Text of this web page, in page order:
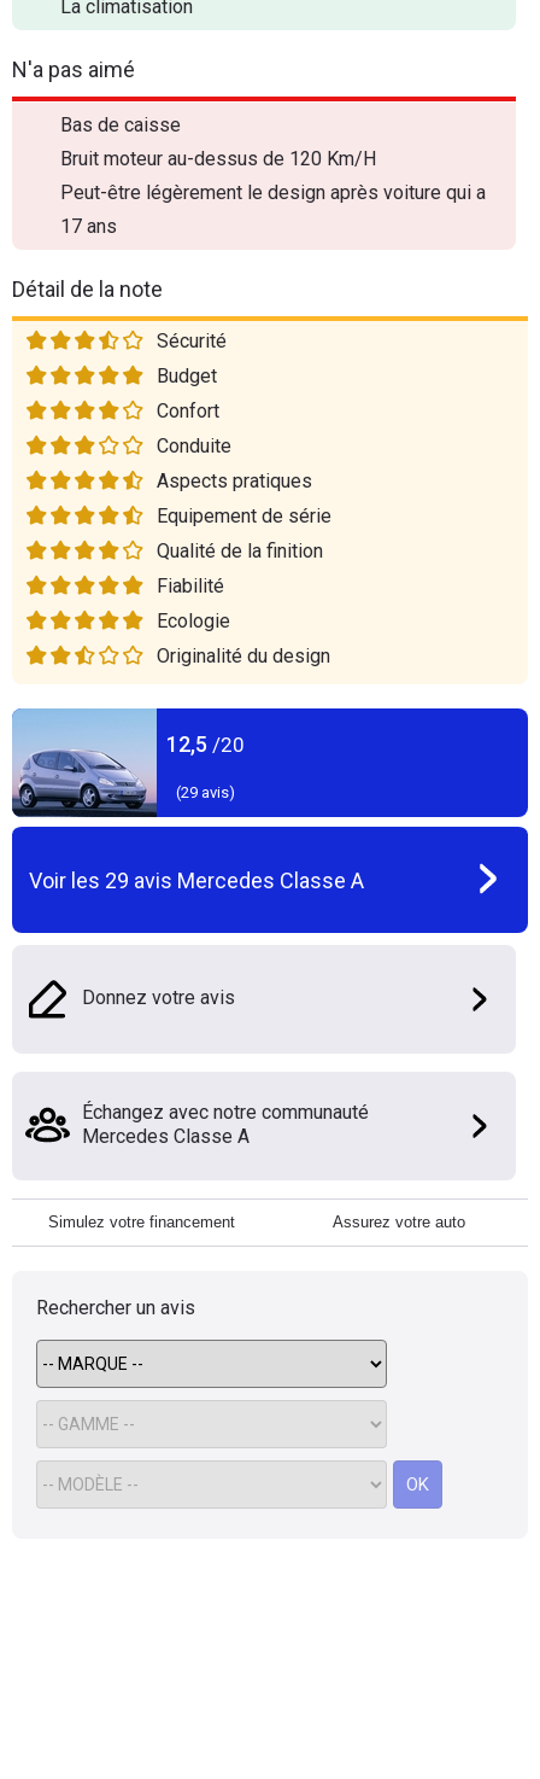
La climatisation
N'a pas aimé
Bas de caisse
Bruit moteur au-dessus de 120 Km/H
Peut-être légèrement le design après voiture qui a
17 ans
Détail de la note
Sécurité
Budget
Confort
Conduite
Aspects pratiques
Equipement de série
Qualité de la finition
Fiabilité
Ecologie
Originalité du design
12,5 /20
(29 avis)
Voir les 29 avis Mercedes Classe A
Donnez votre avis
Échangez avec notre communauté
Mercedes Classe A
Simulez votre financement Assurez votre auto
Rechercher un avis
OK